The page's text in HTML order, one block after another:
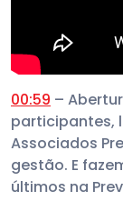
00:59 –
participantes,
Associados
gestão. E
últimos na